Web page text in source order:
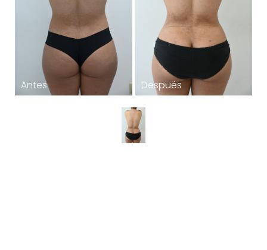
↔
Text Spacing